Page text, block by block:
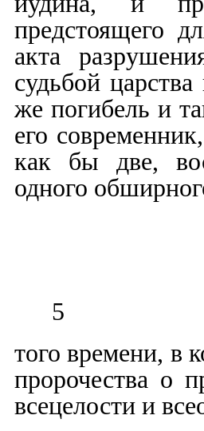
предстоящего
акта
судьбой
же погибель и
его
как бы две,
одного
5
того времени, в
пророчества о
всецелости и